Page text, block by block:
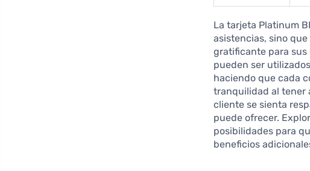
La tarjeta Platinum
asistencias, sino
gratificante para sus
pueden ser
haciendo que cada
tranquilidad al tener
cliente se sienta
puede ofrecer.
posibilidades para
beneficios